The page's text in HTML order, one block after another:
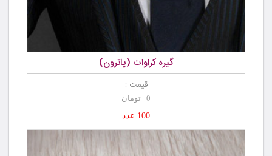
گیره کراوات (پاترون)
قیمت :
0 تومان
100 عدد